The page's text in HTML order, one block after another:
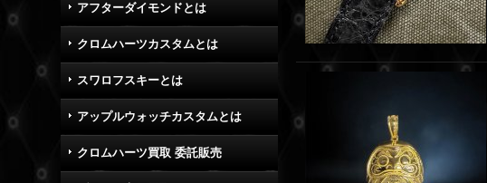
アフターダイモンドとは
クロムハーツカスタムとは
スワロフスキーとは
アップルウォッチカスタムとは
クロムハーツ買取 委託販売